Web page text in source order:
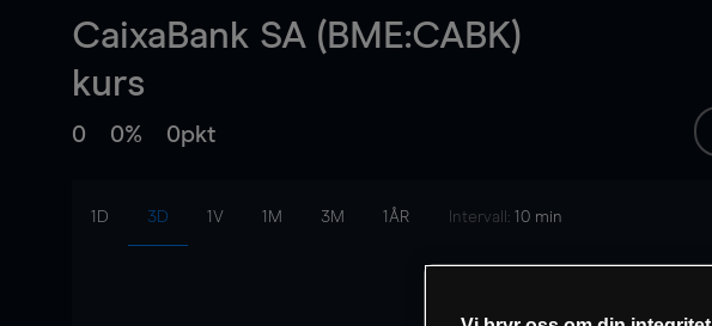
CaixaBank SA (BME:CABK)
kurs
0 0% 0pkt
1D 3D 1V 1M 3M 1ÅR Intervall: 10 min